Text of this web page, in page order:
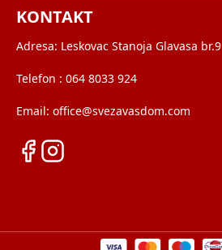
KONTAKT
Adresa: Leskovac Stanoja Glavasa br.9
Telefon : 064 8033 924
Email: office@svezavasdom.com